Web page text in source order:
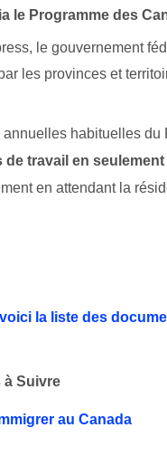
le Programme des
le gouvernement
les provinces et
habituelles du
de travail en
en attendant la
voici la liste des
à Suivre
au Canada